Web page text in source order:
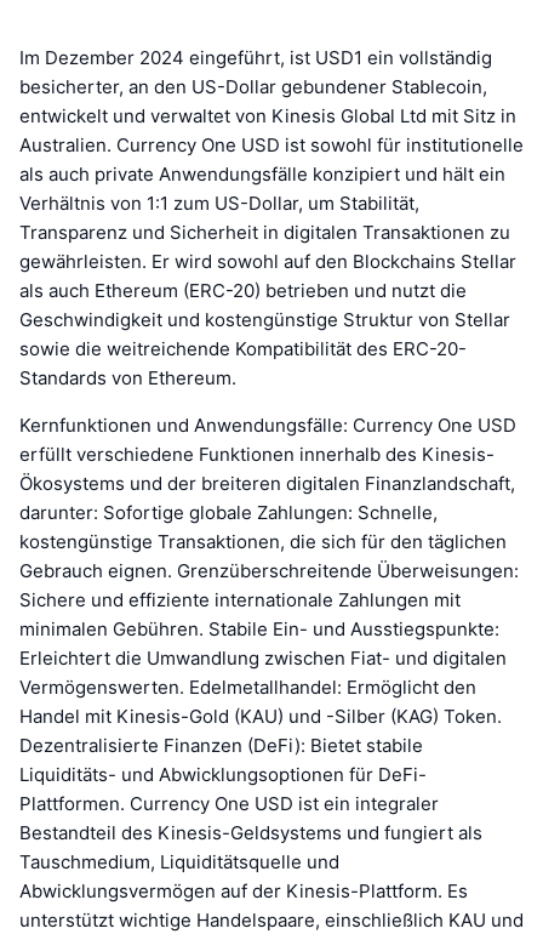
Im Dezember 2024 eingeführt, ist USD1 ein vollständig
besicherter, an den US-Dollar gebundener Stablecoin,
entwickelt und verwaltet von Kinesis Global Ltd mit Sitz in
Australien. Currency One USD ist sowohl für institutionelle
als auch private Anwendungsfälle konzipiert und hält ein
Verhältnis von 1:1 zum US-Dollar, um Stabilität,
Transparenz und Sicherheit in digitalen Transaktionen zu
gewährleisten. Er wird sowohl auf den Blockchains Stellar
als auch Ethereum (ERC-20) betrieben und nutzt die
Geschwindigkeit und kostengünstige Struktur von Stellar
sowie die weitreichende Kompatibilität des ERC-20-
Standards von Ethereum.
Kernfunktionen und Anwendungsfälle: Currency One USD
erfüllt verschiedene Funktionen innerhalb des Kinesis-
Ökosystems und der breiteren digitalen Finanzlandschaft,
darunter: Sofortige globale Zahlungen: Schnelle,
kostengünstige Transaktionen, die sich für den täglichen
Gebrauch eignen. Grenzüberschreitende Überweisungen:
Sichere und effiziente internationale Zahlungen mit
minimalen Gebühren. Stabile Ein- und Ausstiegspunkte:
Erleichtert die Umwandlung zwischen Fiat- und digitalen
Vermögenswerten. Edelmetallhandel: Ermöglicht den
Handel mit Kinesis-Gold (KAU) und -Silber (KAG) Token.
Dezentralisierte Finanzen (DeFi): Bietet stabile
Liquiditäts- und Abwicklungsoptionen für DeFi-
Plattformen. Currency One USD ist ein integraler
Bestandteil des Kinesis-Geldsystems und fungiert als
Tauschmedium, Liquiditätsquelle und
Abwicklungsvermögen auf der Kinesis-Plattform. Es
unterstützt wichtige Handelspaare, einschließlich KAU und